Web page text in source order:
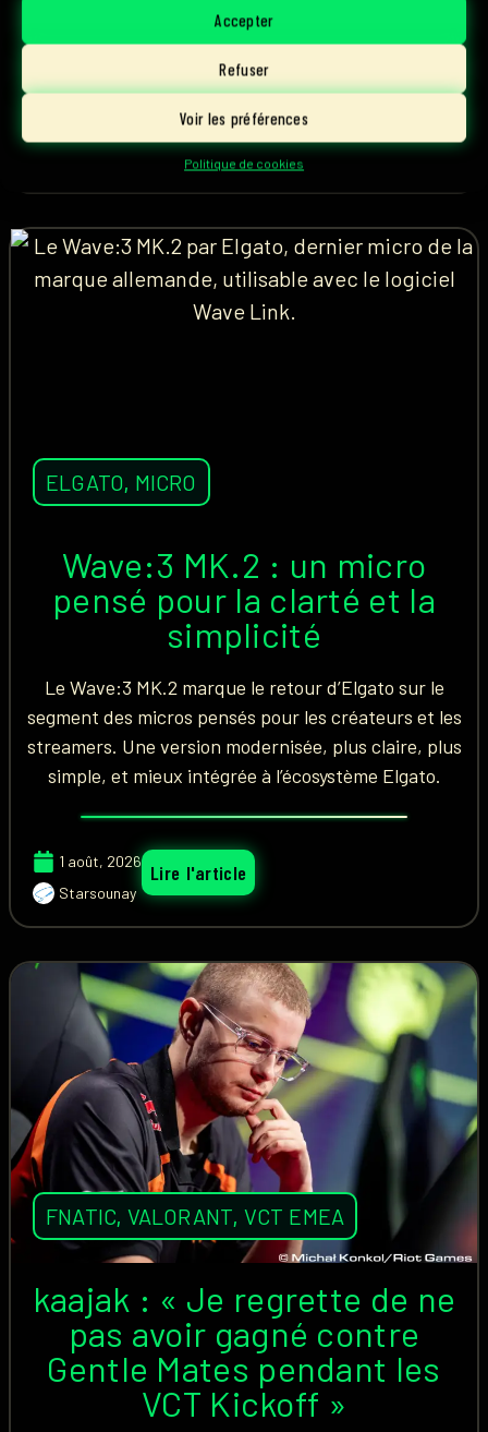
Accepter
Refuser
Voir les préférences
Politique de cookies
rivalité... Les Pinky Blinders se présentent chez
Parlons Esport.
Lire l'article
ELGATO, MICRO
Wave:3 MK.2 : un micro
pensé pour la clarté et la
simplicité
Le Wave:3 MK.2 marque le retour d’Elgato sur le
segment des micros pensés pour les créateurs et les
streamers. Une version modernisée, plus claire, plus
simple, et mieux intégrée à l’écosystème Elgato.
1 août, 2026
Starsounay
Lire l'article
FNATIC, VALORANT, VCT EMEA
kaajak : « Je regrette de ne
pas avoir gagné contre
Gentle Mates pendant les
VCT Kickoff »